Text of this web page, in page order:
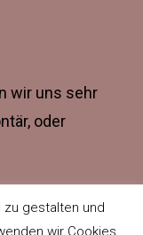
wir uns sehr
oder
gestalten und